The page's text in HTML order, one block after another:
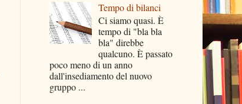
Tempo di bilanci
Ci siamo quasi. È
tempo di "bla bla
bla" direbbe
qualcuno. È passato
poco meno di un anno
dall'insediamento del nuovo
gruppo ...